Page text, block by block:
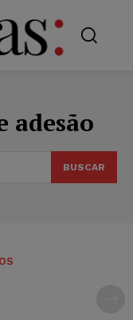
adesão
BUSCAR